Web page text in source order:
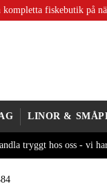
kompletta fiskebutik på
LINOR &
tryggt hos oss - vi